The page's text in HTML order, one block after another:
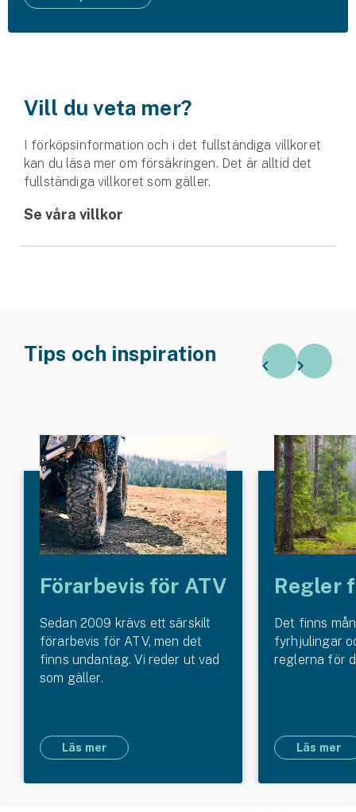
Vill du veta mer?
I förköpsinformation och i det fullständiga villkoret
kan du läsa mer om försäkringen. Det är alltid det
fullständiga villkoret som gäller.
Se våra villkor
Tips och inspiration
Förarbevis för ATV
Sedan 2009 krävs ett särskilt
förarbevis för ATV, men det
finns undantag. Vi reder ut vad
som gäller.
Läs mer
Regler
Det finns
fyrhjulingar
reglerna för
Läs mer